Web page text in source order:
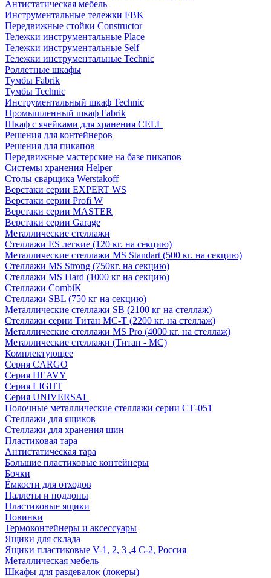
Антистатическая мебель
Инструментальные тележки FBK
Передвижные стойки Constructor
Тележки инструментальные Place
Тележки инструментальные Self
Тележки инструментальные Technic
Роллетные шкафы
Тумбы Fabrik
Тумбы Technic
Инструментальный шкаф Technic
Промышленный шкаф Fabrik
Шкаф с ячейками для хранения CELL
Решения для контейнеров
Решения для пикапов
Передвижные мастерские на базе пикапов
Системы хранения Helper
Столы сварщика Werstakoff
Верстаки серии EXPERT WS
Верстаки серии Profi W
Верстаки серии MASTER
Верстаки серии Garage
Металлические стеллажи
Стеллажи ES легкие (120 кг. на секцию)
Металлические стеллажи MS Standart (500 кг. на секцию)
Стеллажи MS Strong (750кг. на секцию)
Стеллажи MS Hard (1000 кг на секцию)
Стеллажи CombiK
Стеллажи SBL (750 кг на секцию)
Металлические стеллажи SB (2100 кг на стеллаж)
Стеллажи серии Титан МС-Т (2200 кг. на стеллаж)
Металлические стеллажи MS Pro (4000 кг. на стеллаж)
Металлические стеллажи (Титан - МС)
Комплектующее
Серия CARGO
Серия HEAVY
Серия LIGHT
Серия UNIVERSAL
Полочные металлические стеллажи серии СТ-051
Стеллажи для ящиков
Стеллажи для хранения шин
Пластиковая тара
Антистатическая тара
Большие пластиковые контейнеры
Бочки
Ёмкости для отходов
Паллеты и поддоны
Пластиковые ящики
Новинки
Термоконтейнеры и аксессуары
Ящики для склада
Ящики пластиковые V-1, 2, 3 ,4 С-2, Россия
Металлическая мебель
Шкафы для раздевалок (локеры)